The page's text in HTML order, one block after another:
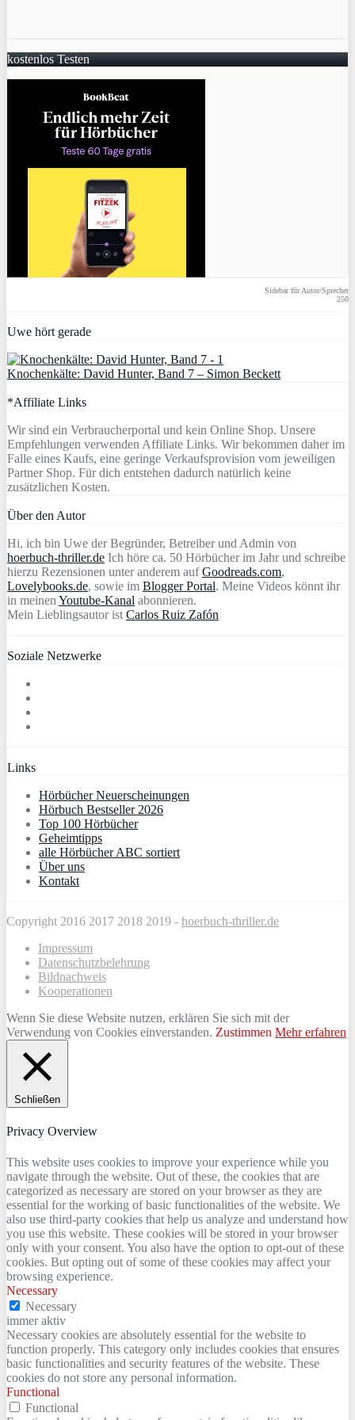
kostenlos Testen
Sidebar für Autor/Sprecher
250
Uwe hört gerade
Knochenkälte: David Hunter, Band 7 – Simon Beckett
*Affiliate Links
Wir sind ein Verbraucherportal und kein Online Shop. Unsere
Empfehlungen verwenden Affiliate Links. Wir bekommen daher im
Falle eines Kaufs, eine geringe Verkaufsprovision vom jeweiligen
Partner Shop. Für dich entstehen dadurch natürlich keine
zusätzlichen Kosten.
Über den Autor
Hi, ich bin Uwe der Begründer, Betreiber und Admin von
hoerbuch-thriller.de Ich höre ca. 50 Hörbücher im Jahr und schreibe
hierzu Rezensionen unter anderem aufGoodreads.com,
Lovelybooks.de, sowie im Blogger Portal. Meine Videos könnt ihr
in meinen Youtube-Kanal abonnieren.
Mein Lieblingsautor ist Carlos Ruiz Zafón
Soziale Netzwerke
Links
Hörbücher Neuerscheinungen
Hörbuch Bestseller 2026
Top 100 Hörbücher
Geheimtipps
alle Hörbücher ABC sortiert
Über uns
Kontakt
Copyright 2016 2017 2018 2019 - hoerbuch-thriller.de
Impressum
Datenschutzbelehrung
Bildnachweis
Kooperationen
Wenn Sie diese Website nutzen, erklären Sie sich mit der
Verwendung von Cookies einverstanden. Zustimmen Mehr erfahren
Schließen
Privacy Overview
This website uses cookies to improve your experience while you
navigate through the website. Out of these, the cookies that are
categorized as necessary are stored on your browser as they are
essential for the working of basic functionalities of the website. We
also use third-party cookies that help us analyze and understand how
you use this website. These cookies will be stored in your browser
only with your consent. You also have the option to opt-out of these
cookies. But opting out of some of these cookies may affect your
browsing experience.
Necessary
Necessary
immer aktiv
Necessary cookies are absolutely essential for the website to
function properly. This category only includes cookies that ensures
basic functionalities and security features of the website. These
cookies do not store any personal information.
Functional
Functional